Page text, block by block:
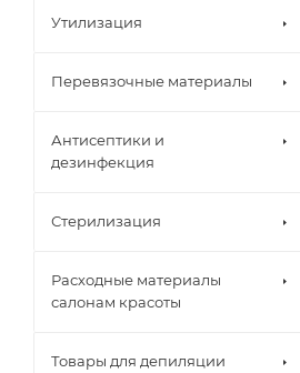
Утилизация
Перевязочные материалы
Антисептики и
дезинфекция
Стерилизация
Расходные материалы
салонам красоты
Товары для депиляции